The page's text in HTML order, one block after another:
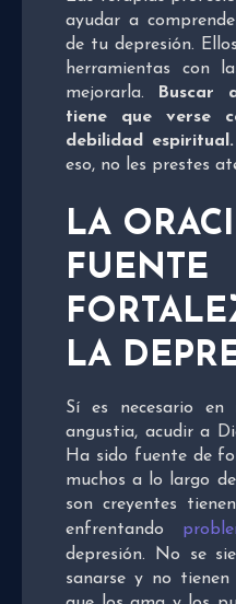
ayudar a
de tu depresión.
herramientas con
mejorarla.
Buscar
tiene que verse
debilidad espiritual.
eso, no les prestes
LA
LA
Sí es necesario
angustia, acudir a
Ha sido fuente de
muchos a lo largo
son creyentes
enfrentando
depresión. No se
sanarse y no